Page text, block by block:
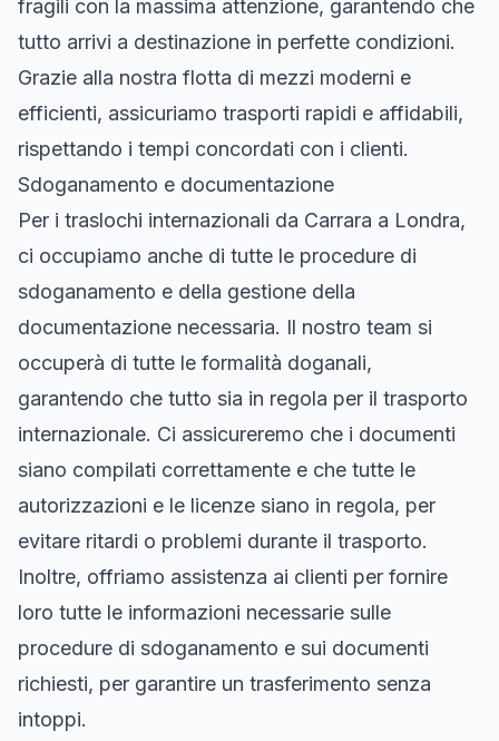
fragili con la massima attenzione, garantendo che
tutto arrivi a destinazione in perfette condizioni.
Grazie alla nostra flotta di mezzi moderni e
efficienti, assicuriamo trasporti rapidi e affidabili,
rispettando i tempi concordati con i clienti.
Sdoganamento e documentazione
Per i traslochi internazionali da Carrara a Londra,
ci occupiamo anche di tutte le procedure di
sdoganamento e della gestione della
documentazione necessaria. Il nostro team si
occuperà di tutte le formalità doganali,
garantendo che tutto sia in regola per il trasporto
internazionale. Ci assicureremo che i documenti
siano compilati correttamente e che tutte le
autorizzazioni e le licenze siano in regola, per
evitare ritardi o problemi durante il trasporto.
Inoltre, offriamo assistenza ai clienti per fornire
loro tutte le informazioni necessarie sulle
procedure di sdoganamento e sui documenti
richiesti, per garantire un trasferimento senza
intoppi.